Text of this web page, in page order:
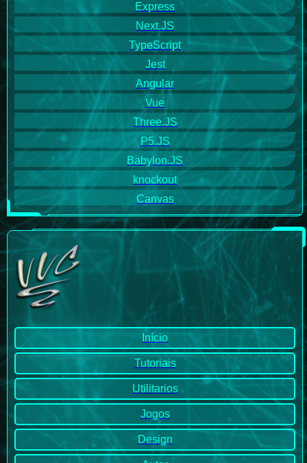
Express
Next.JS
TypeScript
Jest
Angular
Vue
Three.JS
P5.JS
Babylon.JS
knockout
Canvas
Início
Tutoriais
Utilitarios
Jogos
Design